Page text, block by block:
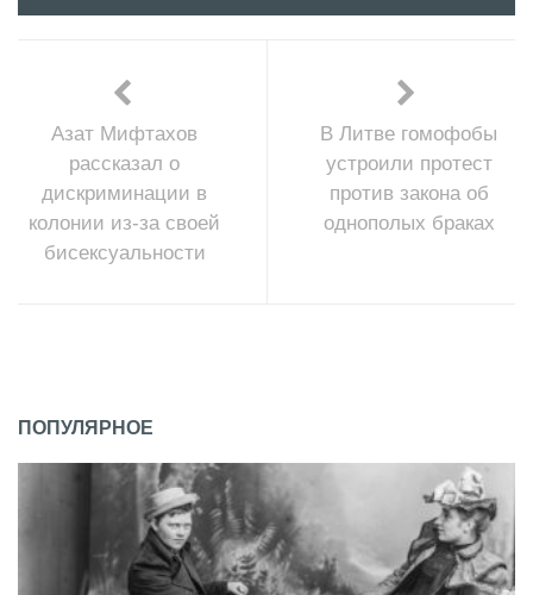
Азат Мифтахов
рассказал о
дискриминации в
колонии из-за своей
бисексуальности
В Литве гомофобы
устроили протест
против закона об
однополых браках
ПОПУЛЯРНОЕ